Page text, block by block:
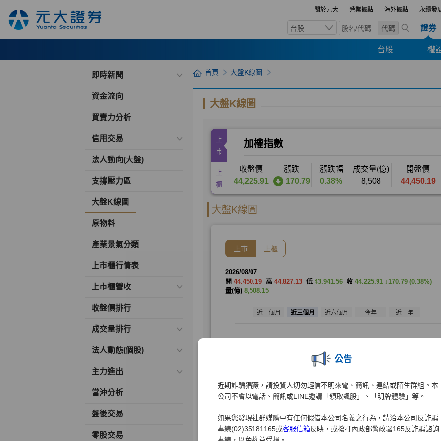
關於元大 營業據點 海外據點 永續發
台股 代碼 證券
台股 權
公告
近期詐騙猖獗，請投資人切勿輕信不明來電、簡訊、連結或陌生群組。本
公司不會以電話、簡訊或LINE邀請「領取飆股」、「明牌體驗」等。
如果您發現社群媒體中有任何假借本公司名義之行為，請洽本公司反詐騙
專線(02)35181165或客服信箱反映，或撥打內政部警政署165反詐騙諮詢
即時新聞
資金流向
買賣力分析
信用交易
法人動向(大盤)
支撐壓力區
大盤K線圖
原物料
產業景氣分類
上市櫃行情表
上市櫃營收
收盤價排行
成交量排行
法人動態(個股)
主力進出
當沖分析
盤後交易
零股交易
首頁 大盤K線圖
大盤K線圖